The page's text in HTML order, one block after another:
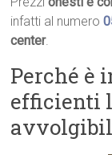
infatti al numero
center.
Perché è
efficienti